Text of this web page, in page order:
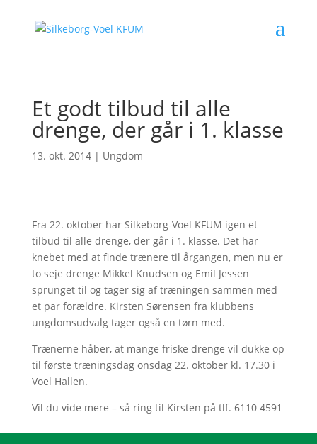
Et godt tilbud til alle
drenge, der går i 1. klasse
13. okt. 2014| Ungdom
Fra 22. oktober har Silkeborg-Voel KFUM igen et
tilbud til alle drenge, der går i 1. klasse. Det har
knebet med at finde trænere til årgangen, men nu er
to seje drenge Mikkel Knudsen og Emil Jessen
sprunget til og tager sig af træningen sammen med
et par forældre. Kirsten Sørensen fra klubbens
ungdomsudvalg tager også en tørn med.
Trænerne håber, at mange friske drenge vil dukke op
til første træningsdag onsdag 22. oktober kl. 17.30 i
Voel Hallen.
Vil du vide mere – så ring til Kirsten på tlf. 6110 4591